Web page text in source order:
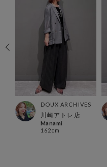
DOUX ARCHIVES
川崎アトレ店
Manami
162cm